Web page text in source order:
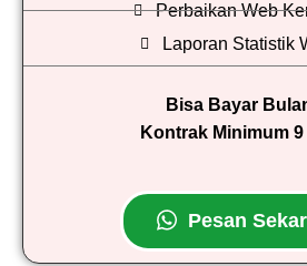
Perbaikan Web
Laporan Statistik
Bisa Bayar
Kontrak Minimum
Pesan